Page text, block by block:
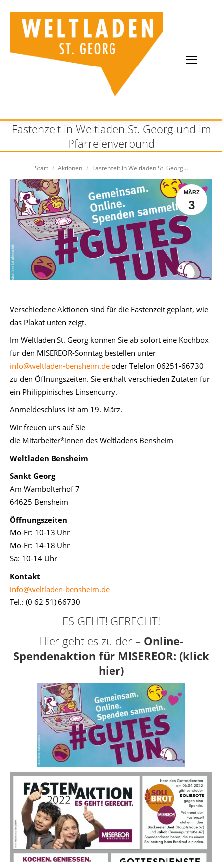
Fastenzeit in Weltladen St. Georg und im
Pfarreienverbund
Sie befinden sich hier:
Start Aktionen Fastenzeit in Weltladen St. Georg…
MÄRZ
3
Verschiedene Aktionen sind für die Fastenzeit geplant, wie
das Plakat unten zeigt.
Im Weltladen St. Georg können Sie ab sofort eine Kochbox
für den MISEREOR-Sonntag bestellen unter
info@weltladen-bensheim.de oder Telefon 06251-66730
zu den Öffnungszeiten. Sie enthält verschieden Zutaten für
ein Philippinisches Linsencurry.
Anmeldeschluss ist am 19. März.
Wir freuen uns auf Sie
die Mitarbeiter*innen des Weltladens Bensheim
Weltladen Bensheim
Sankt Georg
Am Wambolterhof 7
64625 Bensheim
Öffnungszeiten
Mo-Fr: 10-13 Uhr
Mo-Fr: 14-18 Uhr
Sa: 10-14 Uhr
Kontakt
info@weltladen-bensheim.de
Tel.: (0 62 51) 66730
ES GEHT! GERECHT!
Hier geht es zu der – Online-
Spendenaktion für MISEREOR: (klick
hier)